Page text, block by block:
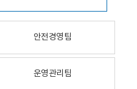
안전경영팀
운영관리팀